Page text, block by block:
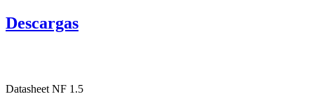
Descargas
Datasheet NF 1.5